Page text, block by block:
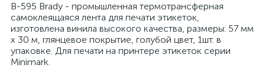
B-595 Brady - промышленная термотрансферная
самоклеящаяся лента для печати этикеток,
изготовлена винила высокого качества, размеры: 57 мм
х 30 м, глянцевое покрытие, голубой цвет, 1шт. в
упаковке. Для печати на принтере этикеток серии
Minimark.